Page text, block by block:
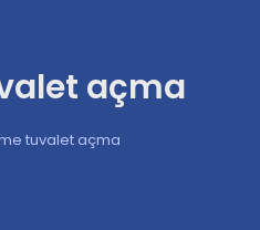
açma
tuvalet açma